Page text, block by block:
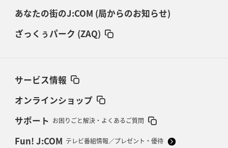
あなたの街のJ:COM (局からのお知らせ)
ざっくぅパーク (ZAQ)
サービス情報
オンラインショップ
サポート お困りごと解決・よくあるご質問
Fun! J:COM テレビ番組情報／プレゼント・優待